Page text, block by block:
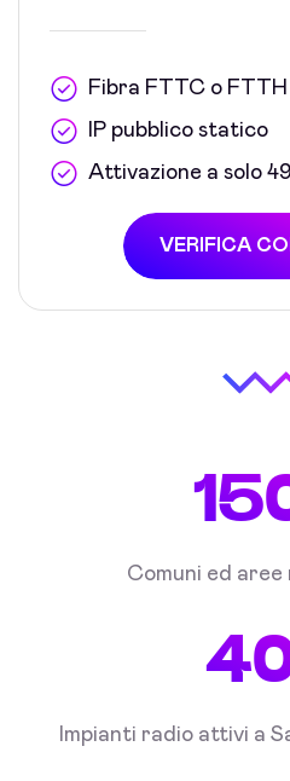
Fibra FTTC o FTTH
IP pubblico statico
Attivazione a solo
VERIFICA
Comuni ed
Impianti radio attivi a